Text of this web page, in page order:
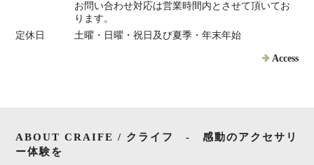
お問い合わせ対応は営業時間内とさせて頂いてお
ります。
定休日
土曜・日曜・祝日及び夏季・年末年始
Access
ABOUT CRAIFE / クライフ - 感動のアクセサリ
ー体験を